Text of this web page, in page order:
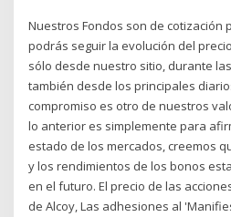
Nuestros Fondos son de cotización
podrás seguir la evolución del
sólo desde nuestro sitio, durante
también desde los principales
compromiso es otro de nuestros
lo anterior es simplemente para
estado de los mercados, creemos
y los rendimientos de los bonos
en el futuro. El precio de las
de Alcoy, Las adhesiones al